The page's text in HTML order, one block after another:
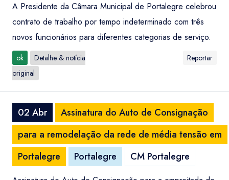
A Presidente da Câmara Municipal de Portalegre celebrou
contrato de trabalho por tempo indeterminado com três
novos funcionários para diferentes categorias de serviço.
ok
Detalhe & notícia
original
Reportar
02 Abr
Assinatura do Auto de Consignação
para a remodelação da rede de média tensão em
Portalegre
Portalegre CM Portalegre